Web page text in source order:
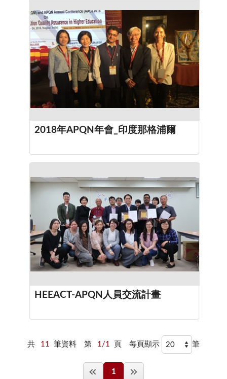
2018年APQN年會_印度那格浦爾
HEEACT-APQN人員交流計畫
共 11 筆資料 第 1/1 頁 每頁顯示 筆
1